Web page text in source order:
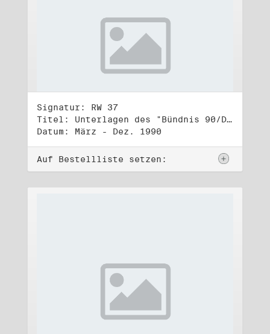
Signatur: RW 37
Titel: Unterlagen des "Bündnis 90/Die Grünen - BürgerInnenbewegung", Wahlbündnis zur Bundestagswahl am 2.12.1990 (5)
Datum: März - Dez. 1990
Auf Bestellliste setzen: